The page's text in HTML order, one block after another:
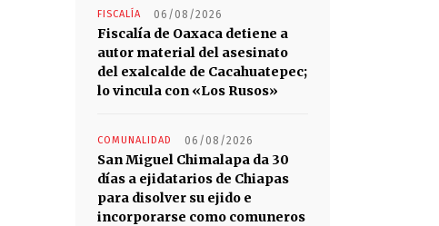
FISCALÍA 06/08/2026
Fiscalía de Oaxaca detiene a
autor material del asesinato
del exalcalde de Cacahuatepec;
lo vincula con «Los Rusos»
COMUNALIDAD 06/08/2026
San Miguel Chimalapa da 30
días a ejidatarios de Chiapas
para disolver su ejido e
incorporarse como comuneros